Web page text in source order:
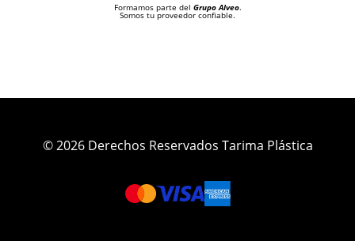
Formamos parte del Grupo Alveo.
Somos tu proveedor confiable.
© 2026 Derechos Reservados Tarima Plástica